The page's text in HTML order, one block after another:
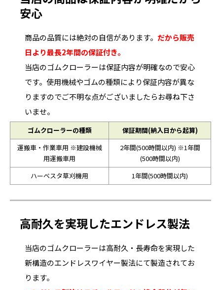
安心
商品の品質には絶対の自信があります。 だから販売
日より最長2年間の保証付き。
当店のゴムクローラーは保証内容が明確なので安心
です。使用機械やゴムの種類により保証内容が異な
りますのでご不明な点がございましたらお尋ね下さ
いませ。
ゴムクローラーの種類
保証期間(納入日から起算)
運搬車・作業車用 ※建設機械
用運搬車用
2年間(500時間以内) ※1年間
(500時間以内)
ハーベスタ草刈機用
1年間(500時間以内)
高耐久を実現したエンドレス製法
当店のゴムクローラーは高耐久・長寿命を実現した
新構造のエンドレスワイヤー製法にて製造されてお
ります。